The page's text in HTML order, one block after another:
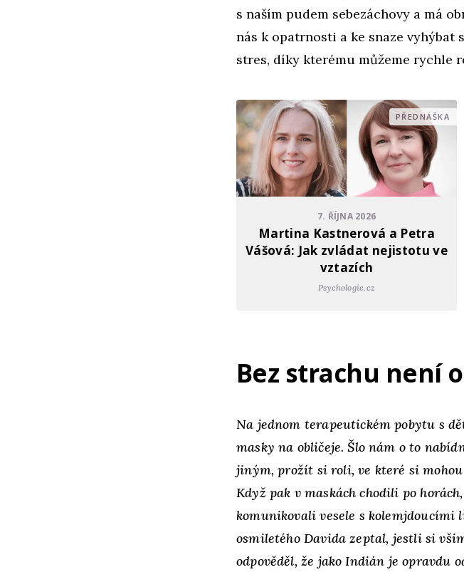
s naším pudem sebezáchovy a má
nás k opatrnosti a ke snaze vyhýbat
stres, díky kterému můžeme rychle
PŘEDNÁŠKA
7. ŘÍJNA 2026
Martina Kastnerová a Petra
Vášová: Jak zvládat nejistotu ve
vztazích
Psychologie.cz
Bez strachu není
Na jednom terapeutickém pobytu s
masky na obličeje. Šlo nám o to
jiným, prožít si roli, ve které si
Když pak v maskách chodili po
komunikovali vesele s kolemjdoucími
osmiletého Davida zeptal, jestli si
odpověděl, že jako Indián je opravdu